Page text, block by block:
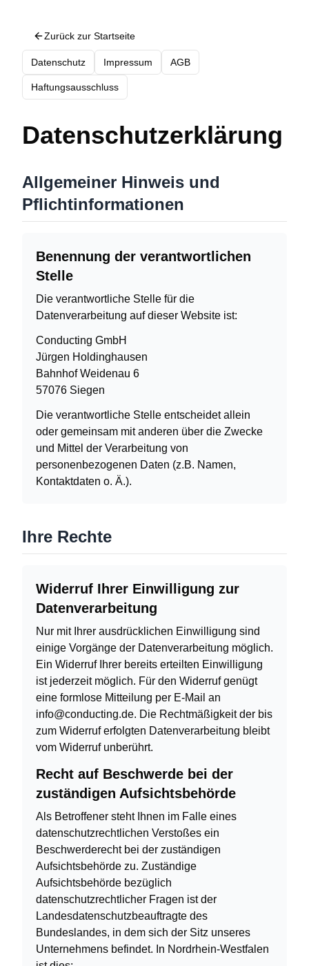
Zurück zur Startseite
Datenschutz Impressum AGB
Haftungsausschluss
Datenschutzerklärung
Allgemeiner Hinweis und
Pflichtinformationen
Benennung der verantwortlichen
Stelle
Die verantwortliche Stelle für die
Datenverarbeitung auf dieser Website ist:
Conducting GmbH
Jürgen Holdinghausen
Bahnhof Weidenau 6
57076 Siegen
Die verantwortliche Stelle entscheidet allein
oder gemeinsam mit anderen über die Zwecke
und Mittel der Verarbeitung von
personenbezogenen Daten (z.B. Namen,
Kontaktdaten o. Ä.).
Ihre Rechte
Widerruf Ihrer Einwilligung zur
Datenverarbeitung
Nur mit Ihrer ausdrücklichen Einwilligung sind
einige Vorgänge der Datenverarbeitung möglich.
Ein Widerruf Ihrer bereits erteilten Einwilligung
ist jederzeit möglich. Für den Widerruf genügt
eine formlose Mitteilung per E-Mail an
info@conducting.de. Die Rechtmäßigkeit der bis
zum Widerruf erfolgten Datenverarbeitung bleibt
vom Widerruf unberührt.
Recht auf Beschwerde bei der
zuständigen Aufsichtsbehörde
Als Betroffener steht Ihnen im Falle eines
datenschutzrechtlichen Verstoßes ein
Beschwerderecht bei der zuständigen
Aufsichtsbehörde zu. Zuständige
Aufsichtsbehörde bezüglich
datenschutzrechtlicher Fragen ist der
Landesdatenschutzbeauftragte des
Bundeslandes, in dem sich der Sitz unseres
Unternehmens befindet. In Nordrhein-Westfalen